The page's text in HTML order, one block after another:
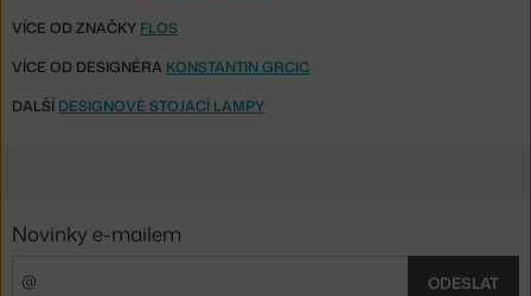
VÍCE OD ZNAČKY FLOS
VÍCE OD DESIGNÉRA KONSTANTIN GRCIC
DALŠÍ DESIGNOVÉ STOJACÍ LAMPY
Novinky e-mailem
ODESLAT